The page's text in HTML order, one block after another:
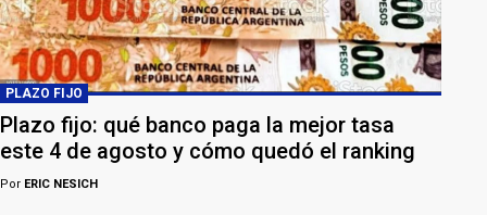
PLAZO FIJO
Plazo fijo: qué banco paga la mejor tasa
este 4 de agosto y cómo quedó el ranking
Por ERIC NESICH